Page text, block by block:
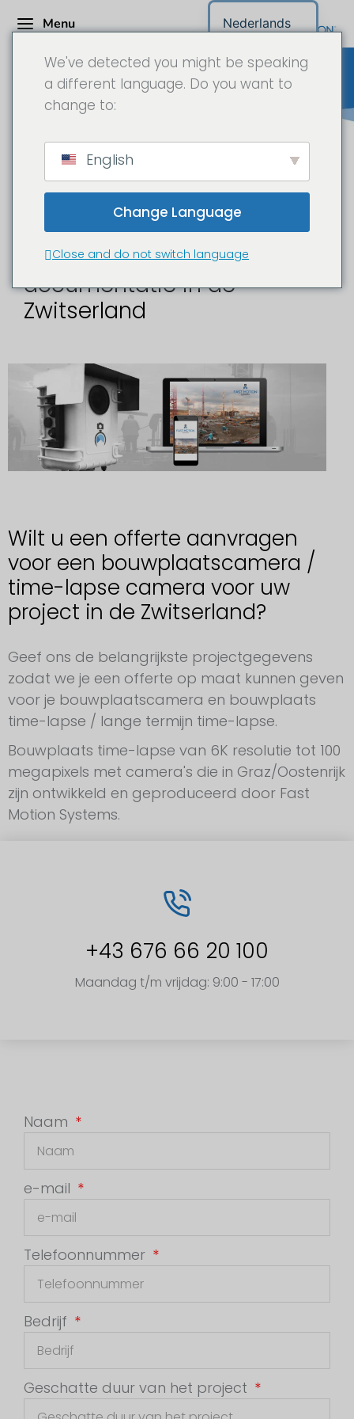
Menu
Bouwplaats camera
Zwitserland
Bouwplaats time-lapse en
documentatie in de
Zwitserland
Wilt u een offerte aanvragen
voor een bouwplaatscamera /
time-lapse camera voor uw
project in de Zwitserland?
Geef ons de belangrijkste projectgegevens
zodat we je een offerte op maat kunnen geven
voor je bouwplaatscamera en bouwplaats
time-lapse / lange termijn time-lapse.
Bouwplaats time-lapse van 6K resolutie tot 100
megapixels met camera's die in Graz/Oostenrijk
zijn ontwikkeld en geproduceerd door Fast
Motion Systems.
+43 676 66 20 100
Maandag t/m vrijdag: 9:00 - 17:00
Naam
e-mail
Telefoonnummer
Bedrijf
Geschatte duur van het project
We've detected you might be speaking
a different language. Do you want to
change to:
English
Change Language
Close and do not switch language
Nederlands